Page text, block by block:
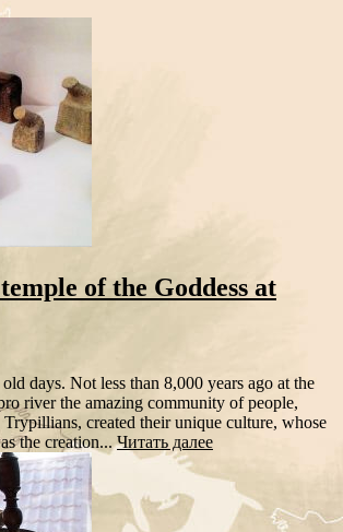
of the Goddess at
days. Not less than 8,000 years ago at the
river the amazing community of people,
created their unique culture, whose
the creation...Читать далее